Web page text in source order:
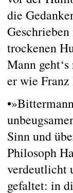
die
trockenen
Mann
er wie
Sinn und
Philosoph
verdeutlicht
gefaltet: in